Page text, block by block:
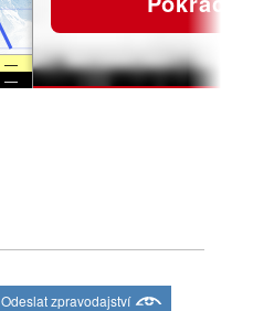
—
—
Odeslat zpravodajství